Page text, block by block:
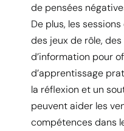
de pensées
De plus, les
des jeux de rôle,
d’information pour
d’apprentissage
la réflexion et un
peuvent aider les
compétences dans